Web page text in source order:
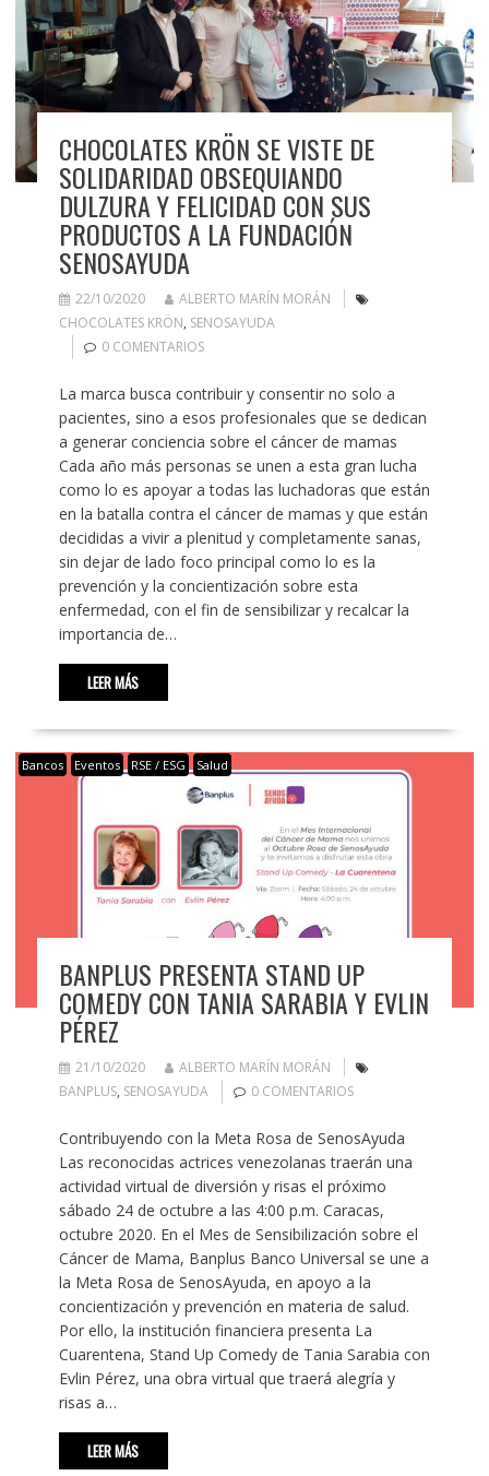
CHOCOLATES KRÖN SE VISTE DE
SOLIDARIDAD OBSEQUIANDO
DULZURA Y FELICIDAD CON SUS
PRODUCTOS A LA FUNDACIÓN
SENOSAYUDA
22/10/2020
ALBERTO MARÍN MORÁN
CHOCOLATES KRÖN, SENOSAYUDA
0 COMENTARIOS
La marca busca contribuir y consentir no solo a
pacientes, sino a esos profesionales que se dedican
a generar conciencia sobre el cáncer de mamas
Cada año más personas se unen a esta gran lucha
como lo es apoyar a todas las luchadoras que están
en la batalla contra el cáncer de mamas y que están
decididas a vivir a plenitud y completamente sanas,
sin dejar de lado foco principal como lo es la
prevención y la concientización sobre esta
enfermedad, con el fin de sensibilizar y recalcar la
importancia de…
LEER MÁS
Bancos Eventos RSE / ESG Salud
BANPLUS PRESENTA STAND UP
COMEDY CON TANIA SARABIA Y EVLIN
PÉREZ
21/10/2020
ALBERTO MARÍN MORÁN
BANPLUS, SENOSAYUDA 0 COMENTARIOS
Contribuyendo con la Meta Rosa de SenosAyuda
Las reconocidas actrices venezolanas traerán una
actividad virtual de diversión y risas el próximo
sábado 24 de octubre a las 4:00 p.m. Caracas,
octubre 2020. En el Mes de Sensibilización sobre el
Cáncer de Mama, Banplus Banco Universal se une a
la Meta Rosa de SenosAyuda, en apoyo a la
concientización y prevención en materia de salud.
Por ello, la institución financiera presenta La
Cuarentena, Stand Up Comedy de Tania Sarabia con
Evlin Pérez, una obra virtual que traerá alegría y
risas a…
LEER MÁS